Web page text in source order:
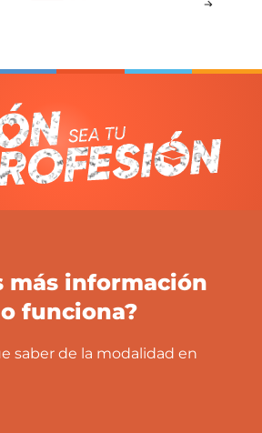
educativas.
más información
funciona?
saber de la modalidad en